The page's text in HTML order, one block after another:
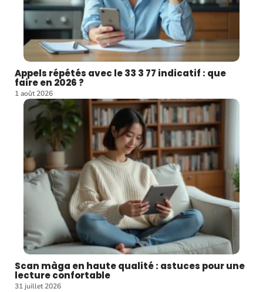
Appels répétés avec le 33 3 77 indicatif : que
faire en 2026 ?
1 août 2026
Scan màga en haute qualité : astuces pour une
lecture confortable
31 juillet 2026